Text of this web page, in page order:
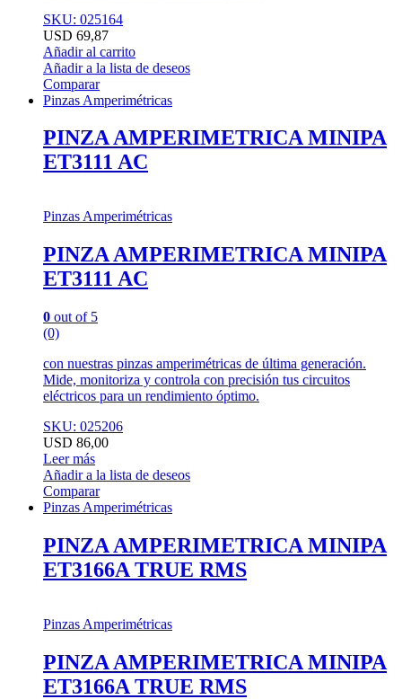
SKU: 025164
USD 69,87
Añadir al carrito
Añadir a la lista de deseos
Comparar
Pinzas Amperimétricas
PINZA AMPERIMETRICA MINIPA
ET3111 AC
Pinzas Amperimétricas
PINZA AMPERIMETRICA MINIPA
ET3111 AC
0 out of 5
(0)
con nuestras pinzas amperimétricas de última generación.
Mide, monitoriza y controla con precisión tus circuitos
eléctricos para un rendimiento óptimo.
SKU: 025206
USD 86,00
Leer más
Añadir a la lista de deseos
Comparar
Pinzas Amperimétricas
PINZA AMPERIMETRICA MINIPA
ET3166A TRUE RMS
Pinzas Amperimétricas
PINZA AMPERIMETRICA MINIPA
ET3166A TRUE RMS